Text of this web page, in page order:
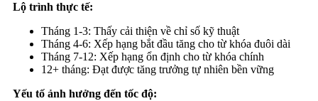
Lộ trình thực tế:
Tháng 1-3: Thấy cải thiện về chỉ số kỹ thuật
Tháng 4-6: Xếp hạng bắt đầu tăng cho từ khóa đuôi dài
Tháng 7-12: Xếp hạng ổn định cho từ khóa chính
12+ tháng: Đạt được tăng trưởng tự nhiên bền vững
Yếu tố ảnh hưởng đến tốc độ: